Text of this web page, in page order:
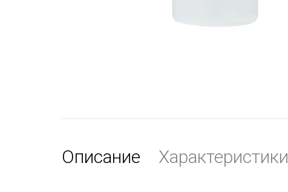
Описание Характеристики